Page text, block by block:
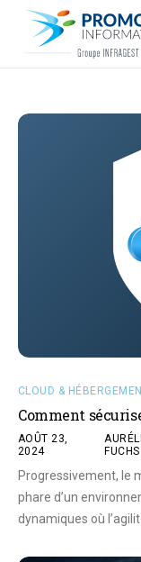
Qui sommes-
CLOUD &
Comment
AOÛT 23,
2024
FUCHS
Progressivement, le
phare d’un
dynamiques où